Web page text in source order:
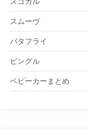
スムーヴ
バタフライ
ビングル
ベビーカーまとめ